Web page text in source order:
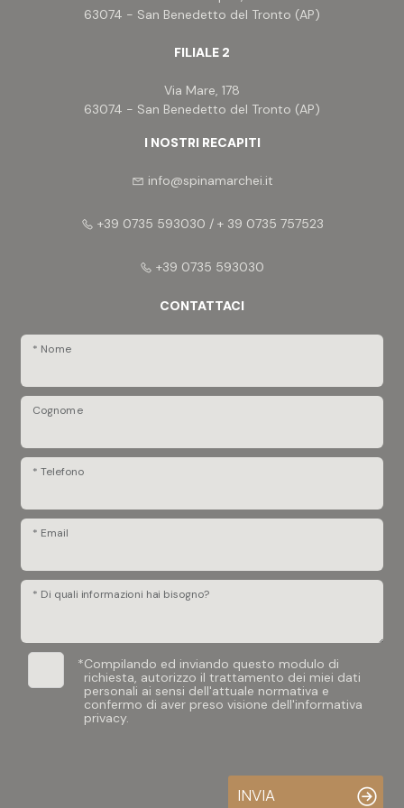
63074 - San Benedetto del Tronto (AP)
FILIALE 2
Via Mare, 178
63074 - San Benedetto del Tronto (AP)
I NOSTRI RECAPITI
info@spinamarchei.it
+39 0735 593030 / + 39 0735 757523
+39 0735 593030
CONTATTACI
* Nome
Cognome
* Telefono
* Email
* Di quali informazioni hai bisogno?
*Compilando ed inviando questo modulo di
richiesta, autorizzo il trattamento dei miei dati
personali ai sensi dell'attuale normativa e
confermo di aver preso visione dell'informativa
privacy.
INVIA